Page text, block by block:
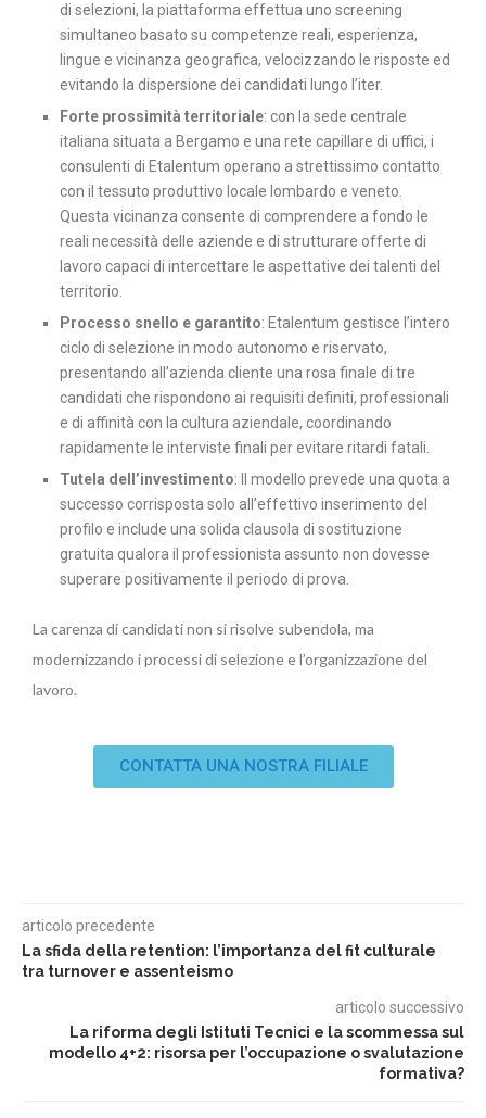
di selezioni, la piattaforma effettua uno screening
simultaneo basato su competenze reali, esperienza,
lingue e vicinanza geografica, velocizzando le risposte ed
evitando la dispersione dei candidati lungo l’iter.
Forte prossimità territoriale: con la sede centrale
italiana situata a Bergamo e una rete capillare di uffici, i
consulenti di Etalentum operano a strettissimo contatto
con il tessuto produttivo locale lombardo e veneto.
Questa vicinanza consente di comprendere a fondo le
reali necessità delle aziende e di strutturare offerte di
lavoro capaci di intercettare le aspettative dei talenti del
territorio.
Processo snello e garantito: Etalentum gestisce l’intero
ciclo di selezione in modo autonomo e riservato,
presentando all’azienda cliente una rosa finale di tre
candidati che rispondono ai requisiti definiti, professionali
e di affinità con la cultura aziendale, coordinando
rapidamente le interviste finali per evitare ritardi fatali.
Tutela dell’investimento: Il modello prevede una quota a
successo corrisposta solo all’effettivo inserimento del
profilo e include una solida clausola di sostituzione
gratuita qualora il professionista assunto non dovesse
superare positivamente il periodo di prova.
La carenza di candidati non si risolve subendola, ma
modernizzando i processi di selezione e l’organizzazione del
lavoro.
CONTATTA UNA NOSTRA FILIALE
articolo precedente
La sfida della retention: l’importanza del fit culturale
tra turnover e assenteismo
articolo successivo
La riforma degli Istituti Tecnici e la scommessa sul
modello 4+2: risorsa per l’occupazione o svalutazione
formativa?